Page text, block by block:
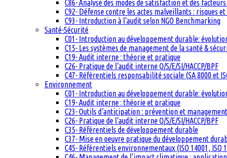
C86- Analyse des modes de satisfaction et des
C92- Défense contre les actes malveillants : risques
C93- Introduction à l’audit selon NGO Benchmarking
Santé-Sécurité
C01- Introduction au développement durable:
C15- Les systèmes de management de la santé &
C19- Audit interne : théorie et pratique
C26- Pratique de l’audit interne Q/S/E/SI/HACCP/BPF
C47- Référentiels responsabilité sociale (SA 8000 et
Environnement
C01- Introduction au développement durable:
C19- Audit interne : théorie et pratique
C23- Outils d’anticipation : prévention et
C26- Pratique de l’audit interne Q/S/E/SI/HACCP/BPF
C35- Référentiels de développement durable
C37- Mise en oeuvre pratique du développement
C45- Référentiels environnementaux (ISO 14001, ISO